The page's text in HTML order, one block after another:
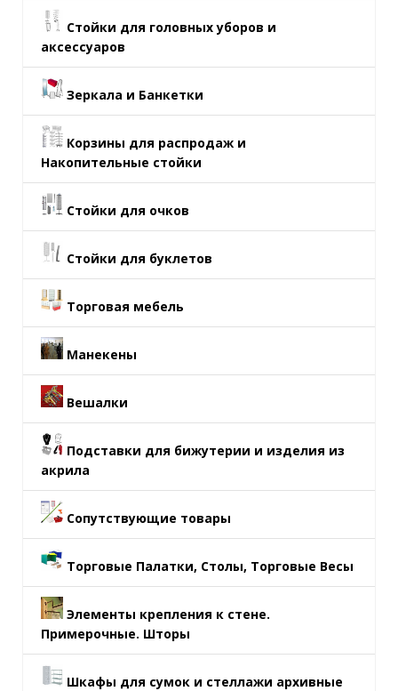
Стойки для головных уборов и
аксессуаров
Зеркала и Банкетки
Корзины для распродаж и
Накопительные стойки
Стойки для очков
Стойки для буклетов
Торговая мебель
Манекены
Вешалки
Подставки для бижутерии и изделия из
акрила
Сопутствующие товары
Торговые Палатки, Столы, Торговые Весы
Элементы крепления к стене.
Примерочные. Шторы
Шкафы для сумок и стеллажи архивные